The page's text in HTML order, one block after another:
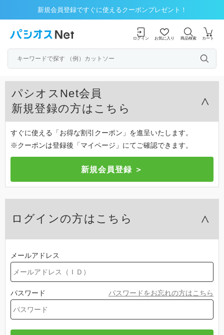
新規会員登録ですぐに使えるクーポンプレゼント！
ログイン お気に入り 商品検索 カート
パシオスNet会員
新規登録の方はこちら
すぐに使える「お得な割引クーポン」を進呈いたします。
※クーポンは登録後「マイページ」にてご確認できます。
ログインの方はこちら
メールアドレス
パスワード パスワードをお忘れの方はこちら